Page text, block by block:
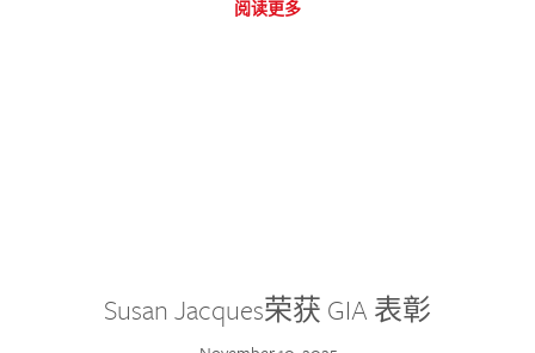
阅读更多
Susan Jacques荣获 GIA 表彰